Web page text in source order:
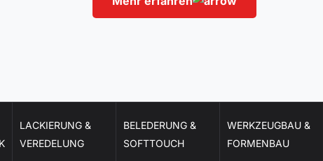
LACKIERUNG &
VEREDELUNG
BELEDERUNG &
SOFTTOUCH
WERKZEUGBAU &
FORMENBAU